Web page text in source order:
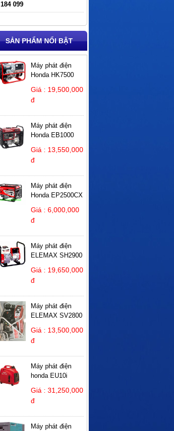
184 099
SẢN PHẨM NỔI BẬT
Máy phát điện
Honda HK7500
Giá : 19,500,000
đ
Máy phát điện
Honda EB1000
Giá : 13,550,000
đ
Máy phát điện
Honda EP2500CX
Giá : 6,000,000
đ
Máy phát điện
ELEMAX SH2900
Giá : 19,650,000
đ
Máy phát điện
ELEMAX SV2800
Giá : 13,500,000
đ
Máy phát điện
honda EU10i
Giá : 31,250,000
đ
Máy phát điện